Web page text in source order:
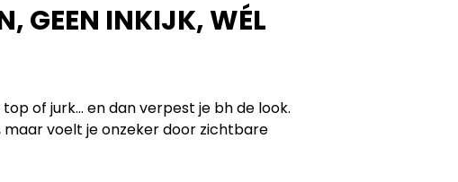
GEEN INKIJK, WÉL
of jurk… en dan verpest je bh de look.
voelt je onzeker door zichtbare